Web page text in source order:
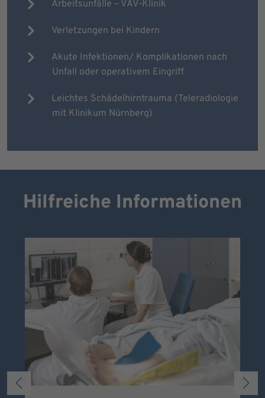
Arbeitsunfälle – VAV-Klinik
Verletzungen bei Kindern
Akute Infektionen/ Komplikationen nach
Unfall oder operativem Eingriff
Leichtes Schädelhirntrauma (Teleradiologie
mit Klinikum Nürnberg)
Hilfreiche Informationen